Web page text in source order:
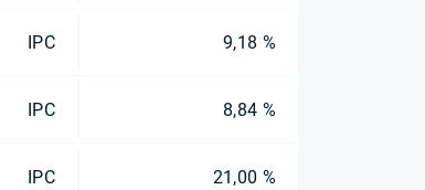
IPC 9,18 %
IPC 8,84 %
IPC 21,00 %